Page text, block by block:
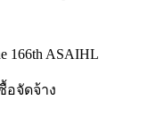
166th ASAIHL
อจัดจ้าง